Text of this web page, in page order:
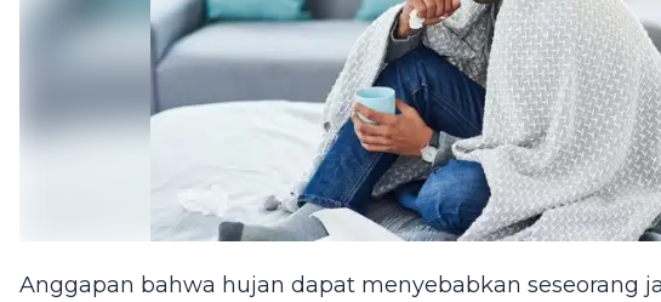
Anggapan bahwa hujan dapat menyebabkan seseorang